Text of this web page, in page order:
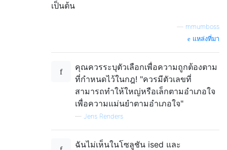
เป็นต้น
mmumboss
แหล่งที่มา
คุณควรระบุตัวเลือกเพื่อความถูกต้องตาม
ที่กำหนดไว้ในกฎ! "ควรมีตัวเลขที่
สามารถทำให้ใหญ่หรือเล็กตามอำเภอใจ
เพื่อความแม่นยำตามอำเภอใจ"
— Jens Renders
ฉันไม่เห็นในโซลูชัน ised และ